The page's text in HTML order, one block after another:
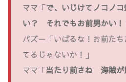
ママ「で、いじけてノコノ
い？ それでもお前男かい！
パズー「いばるな！お前た
てるじゃないか！」
ママ「当たり前さね 海賊が